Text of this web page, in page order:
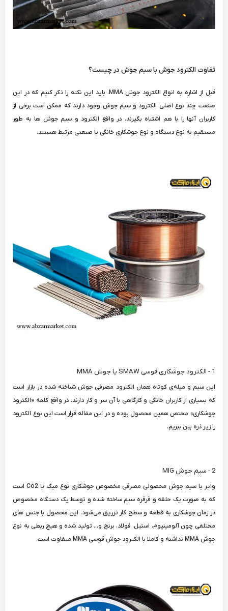
تفاوت الکترود جوش با سیم جوش در چیست؟
قبل از اشاره به انواع الکترود جوش MMA، باید این نکته را ذکر کنیم که در این
صنعت چند نوع اصلی الکترود و سیم جوش وجود دارند که ممکن است برخی از
کاربران آنها را با هم اشتباه بگیرند. در واقع الکترود و سیم جوش ها به طور
مستقیم به نوع دستگاه و نوع جوشکاری خانگی یا صنعتی مرتبط هستند.
1 - الکترود جوشکاری قوسی SMAW یا جوش MMA
این سیم و میله‌ی کوتاه همان الکترود مصرفی جوش شناخته شده در بازار است
که بسیاری از کاربران خانگی و کارگاهی با آن سر و کار دارند. در واقع کلمه «الکترود
جوشکاری» مختص همین محصول بوده و در این مقاله قرار است این نوع الکترود
را زیر ذره بین ببریم.
2 - سیم جوش MIG
وایر یا سیم جوش محصولی مصرفی مخصوص جوشکاری نوع میگ یا Co2 است
که به صورت یک حلقه و قرقره سیم ساخته شده و توسط یک دستگاه مخصوص
در زمان جوشکاری به قطعه و سطح کار تزریق می‌شود. این محصول با جنس های
مختلفی چون آلومینیوم، استیل، فولاد، برنج و... تولید شده و هیچ ربطی به نوع
جوش MMA نداشته و کاملا با الکترود جوش قوسی MMA متفاوت است.